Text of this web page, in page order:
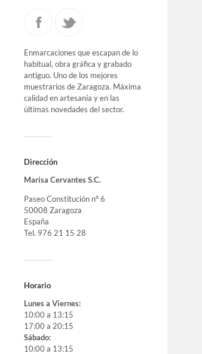
Enmarcaciones que escapan de lo
habitual, obra gráfica y grabado
antiguo. Uno de los mejores
muestrarios de Zaragoza. Máxima
calidad en artesanía y en las
últimas novedades del sector.
Dirección
Marisa Cervantes S.C.
Paseo Constitución nº 6
50008 Zaragoza
España
Tel. 976 21 15 28
Horario
Lunes a Viernes:
10:00 a 13:15
17:00 a 20:15
Sábado:
10:00 a 13:15